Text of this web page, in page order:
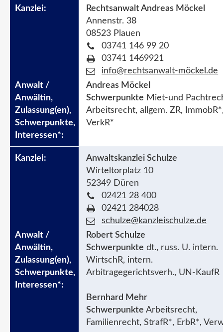
Rechtsanwalt Andreas Möckel
Annenstr. 38
08523 Plauen
03741 146 99 20
03741 1469921
info@rechtsanwalt-möckel.de
Andreas Möckel
Schwerpunkte Miet-und
Arbeitsrecht, allgem. ZR,
VerkR*
Anwaltskanzlei Schulze
Wirteltorplatz 10
52349 Düren
02421 28 400
02421 284028
schulze@kanzleischulze.de
Robert Schulze
Schwerpunkte dt., russ. U. intern.
WirtschR, intern.
Arbitragegerichtsverh., UN-KaufR
Bernhard Mehr
Schwerpunkte Arbeitsrecht,
Familienrecht, StrafR*, ErbR*,